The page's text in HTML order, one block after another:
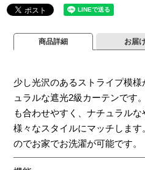
商品詳細
少し光沢のあるストライプ模
ュラルな遮光2級カーテンです
も合わせやすく、ナチュラル
様々なスタイルにマッチしま
のでお家でお洗濯が可能です。
お届